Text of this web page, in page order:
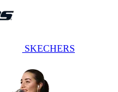
SKECHERS